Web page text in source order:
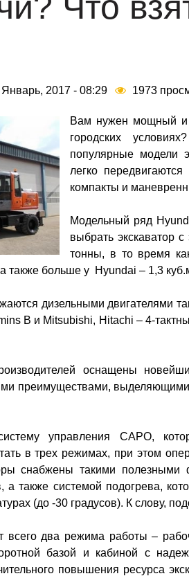
Январь, 2017 - 08:29 1973
Вам нужен мощный и
городских
популярные модели
легко
компакты и
Модельный ряд
выбрать экскаватор
тонны, в то время
также больше у Hyundai – 1,3
дизельными двигателями
B и Mitsubishi, Hitachi – 4-
оснащены
преимуществами,
управления САРО,
в трех режимах, при этом
снабжены такими
также системой подогрева,
(до -30 градусов). К слову,
всего два режима работы –
базой и кабиной с
повышения ресурса